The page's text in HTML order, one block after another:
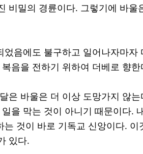
비밀의 경륜이다. 그렇기에 바울
음에도 불구하고 일어나자마자
음을 전하기 위하여 더베로 향한
은 바울은 더 이상 도망가지 않
을 막는 것이 아니기 때문이다.
것이 바로 기독교 신앙이다.
있다.